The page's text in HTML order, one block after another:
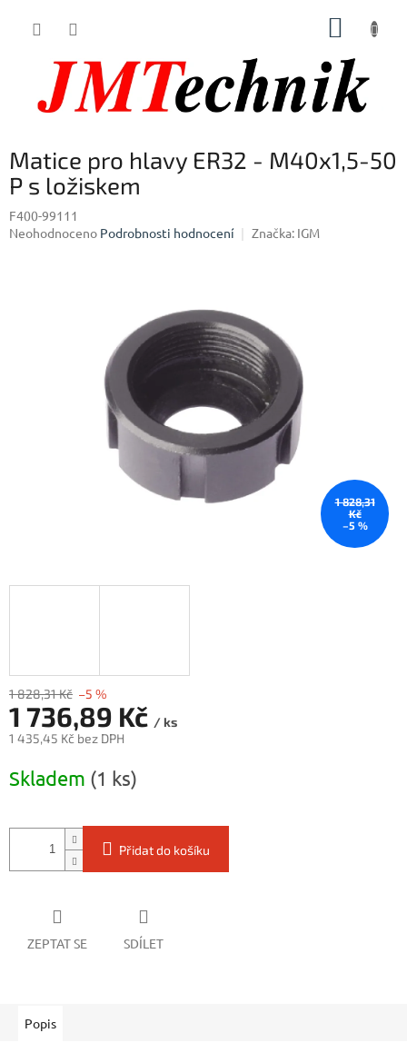
Matice pro hlavy ER32 - M40x1,5-50
P s ložiskem
F400-99111
Průměrné
Neohodnoceno Podrobnosti hodnocení Značka: IGM
1 828,31
Kč
–5 %
1 828,31 Kč –5 %
1 736,89 Kč / ks
1 435,45 Kč bez DPH
cena:
Skladem (1 ks)
Přidat do košíku
ZEPTAT SE SDÍLET
Popis